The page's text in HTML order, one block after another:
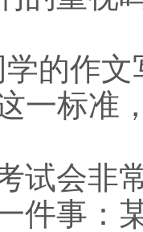
学的作
一标准
试会非
件事：